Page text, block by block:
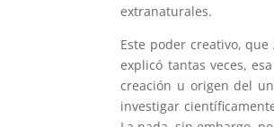
extranaturales.
Este poder creativo,
explicó tantas veces,
creación u origen del
investigar